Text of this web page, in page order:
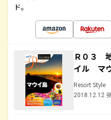
ド。
Ｒ０３
イル マ
Resort Style
2018.12.12